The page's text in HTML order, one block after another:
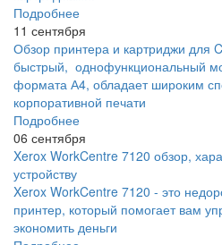
Подробнее
11 сентября
Обзор принтера и картриджи для
быстрый, однофункциональный
формата А4, обладает широким
корпоративной печати
Подробнее
06 сентября
Xerox WorkCentre 7120 обзор,
устройству
Xerox WorkCentre 7120 - это
принтер, который помогает вам
экономить деньги